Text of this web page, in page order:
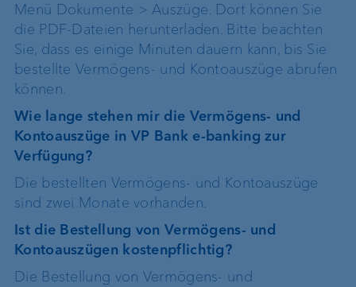
Menü Dokumente > Auszüge. Dort können Sie
die PDF-Dateien herunterladen. Bitte beachten
Sie, dass es einige Minuten dauern kann, bis Sie
bestellte Vermögens- und Kontoauszüge abrufen
können.
Wie lange stehen mir die Vermögens- und
Kontoauszüge in VP Bank e-banking zur
Verfügung?
Die bestellten Vermögens- und Kontoauszüge
sind zwei Monate vorhanden.
Ist die Bestellung von Vermögens- und
Kontoauszügen kostenpflichtig?
Die Bestellung von Vermögens- und